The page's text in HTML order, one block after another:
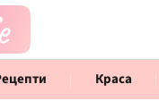
Краса